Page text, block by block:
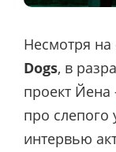
Несмотря на
Dogs, в
проект Йена
про слепого
интервью